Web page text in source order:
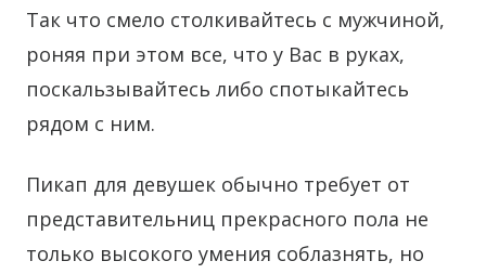
Так что смело столкивайтесь с мужчиной,
роняя при этом все, что у Вас в руках,
поскальзывайтесь либо спотыкайтесь
рядом с ним.
Пикап для девушек обычно требует от
представительниц прекрасного пола не
только высокого умения соблазнять, но